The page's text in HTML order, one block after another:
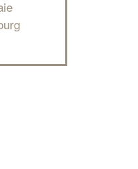
savoir plus